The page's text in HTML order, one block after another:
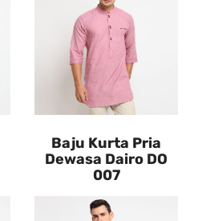
Baju Kurta Pria
Dewasa Dairo DO
007